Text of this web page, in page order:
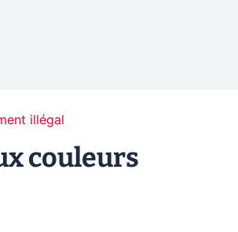
illégal
couleurs